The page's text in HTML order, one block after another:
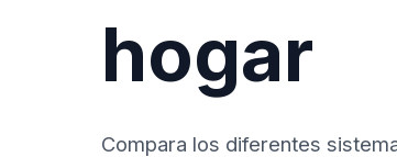
hogar
Compara los diferentes